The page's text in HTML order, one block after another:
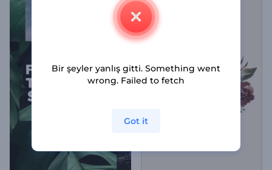
Bir şeyler yanlış gitti. Something went
wrong. Failed to fetch
Got it